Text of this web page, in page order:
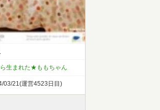
生まれた★ももちゃん
03/21(運営4523日目)